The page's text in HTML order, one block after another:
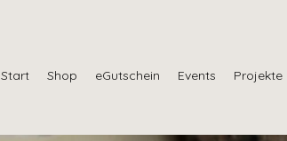
Start Shop eGutschein Events Projekte